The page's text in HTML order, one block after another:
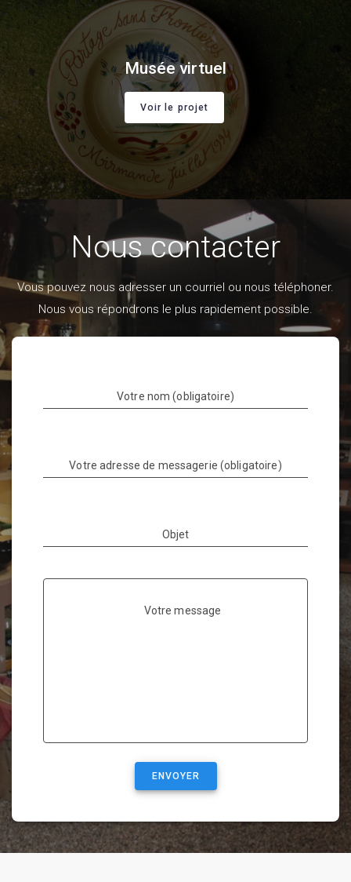
Musée virtuel
Voir le projet
Nous contacter
Vous pouvez nous adresser un courriel ou nous téléphoner.
Nous vous répondrons le plus rapidement possible.
Votre nom (obligatoire)
Votre adresse de messagerie (obligatoire)
Objet
Votre message